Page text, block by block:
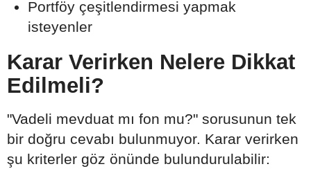
Portföy çeşitlendirmesi yapmak
isteyenler
Karar Verirken Nelere Dikkat
Edilmeli?
"Vadeli mevduat mı fon mu?" sorusunun tek
bir doğru cevabı bulunmuyor. Karar verirken
şu kriterler göz önünde bulundurulabilir: